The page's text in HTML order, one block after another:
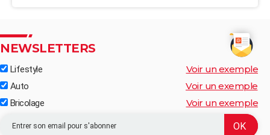
NEWSLETTERS
Lifestyle Voir un exemple
Auto Voir un exemple
Bricolage Voir un exemple